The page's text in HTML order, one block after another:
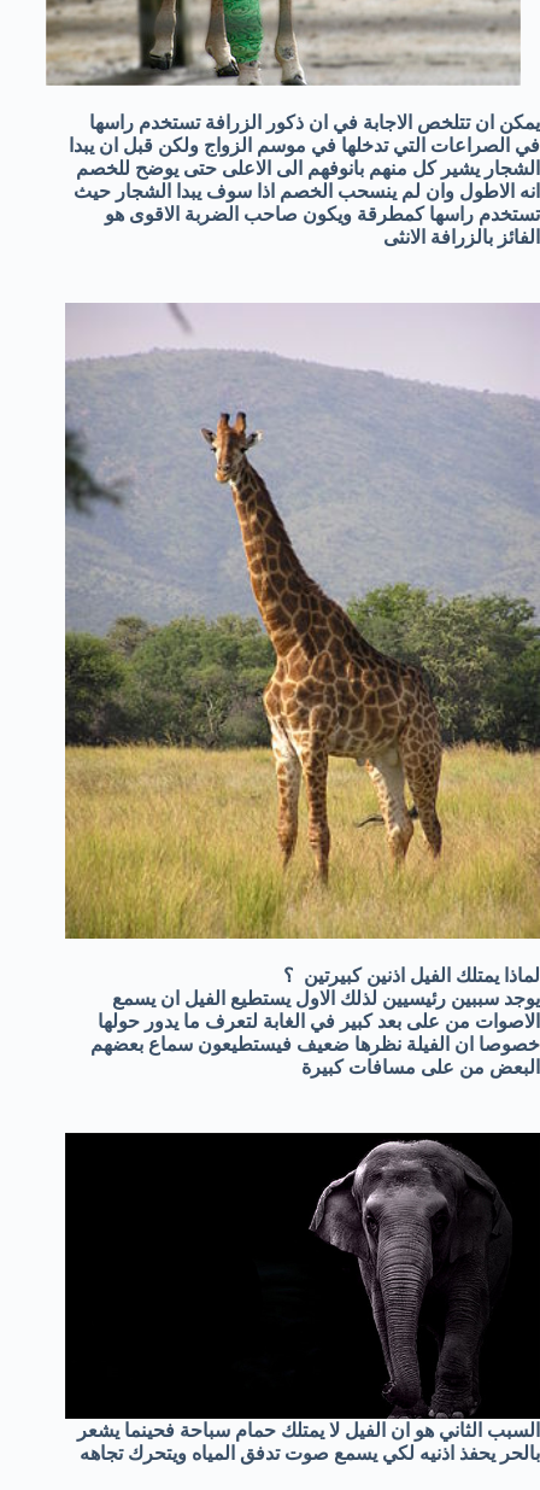
يمكن ان تتلخص الاجابة في ان ذكور الزرافة تستخدم راسها
في الصراعات التي تدخلها في موسم الزواج ولكن قبل ان يبدا
الشجار يشير كل منهم بانوفهم الى الاعلى حتى يوضح للخصم
انه الاطول وان لم ينسحب الخصم اذا سوف يبدا الشجار حيث
تستخدم راسها كمطرقة ويكون صاحب الضربة الاقوى هو
الفائز بالزرافة الانثى
لماذا يمتلك الفيل اذنين كبيرتين ؟
يوجد سببين رئيسيين لذلك الاول يستطيع الفيل ان يسمع
الاصوات من على بعد كبير في الغابة لتعرف ما يدور حولها
خصوصا ان الفيلة نظرها ضعيف فيستطيعون سماع بعضهم
البعض من على مسافات كبيرة
السبب الثاني هو ان الفيل لا يمتلك حمام سباحة فحينما يشعر
بالحر يحفذ اذنيه لكي يسمع صوت تدفق المياه ويتحرك تجاهه